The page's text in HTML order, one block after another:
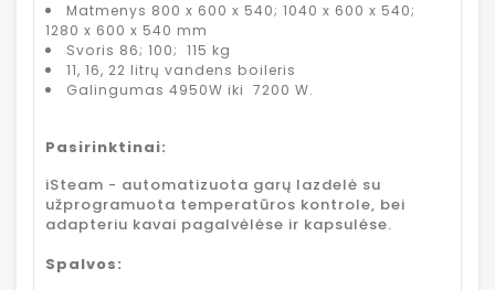
Matmenys 800 x 600 x 540; 1040 x 600 x 540;
1280 x 600 x 540 mm
Svoris 86; 100; 115 kg
11, 16, 22 litrų vandens boileris
Galingumas 4950W iki 7200 W.
Pasirinktinai:
iSteam - automatizuota garų lazdelė su
užprogramuota temperatūros kontrole, bei
adapteriu kavai pagalvėlėse ir kapsulėse.
Spalvos: